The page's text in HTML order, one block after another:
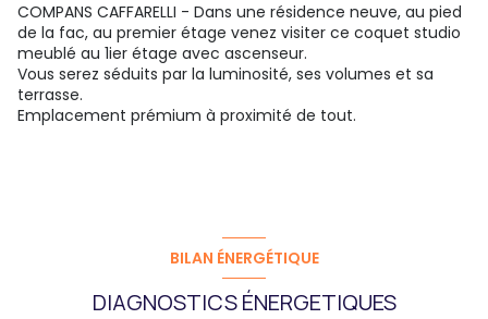
COMPANS CAFFARELLI - Dans une résidence neuve, au pied
de la fac, au premier étage venez visiter ce coquet studio
meublé au 1ier étage avec ascenseur.
Vous serez séduits par la luminosité, ses volumes et sa
terrasse.
Emplacement prémium à proximité de tout.
BILAN ÉNERGÉTIQUE
DIAGNOSTICS ÉNERGETIQUES